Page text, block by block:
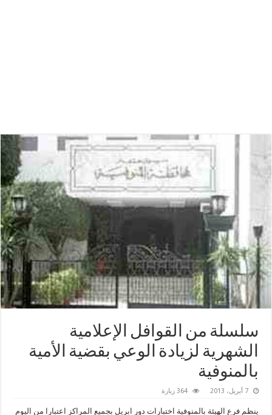
سلسلة من القوافل الإعلامية
الشهرية لزيادة الوعي بقضية الأمية
بالمنوفية
7 أبريل، 2013 364 زيارة
ينظم فرع الهيئة بالمنوفية اختبارات دور ابريل بجميع المراكز اعتبارا من اليوم